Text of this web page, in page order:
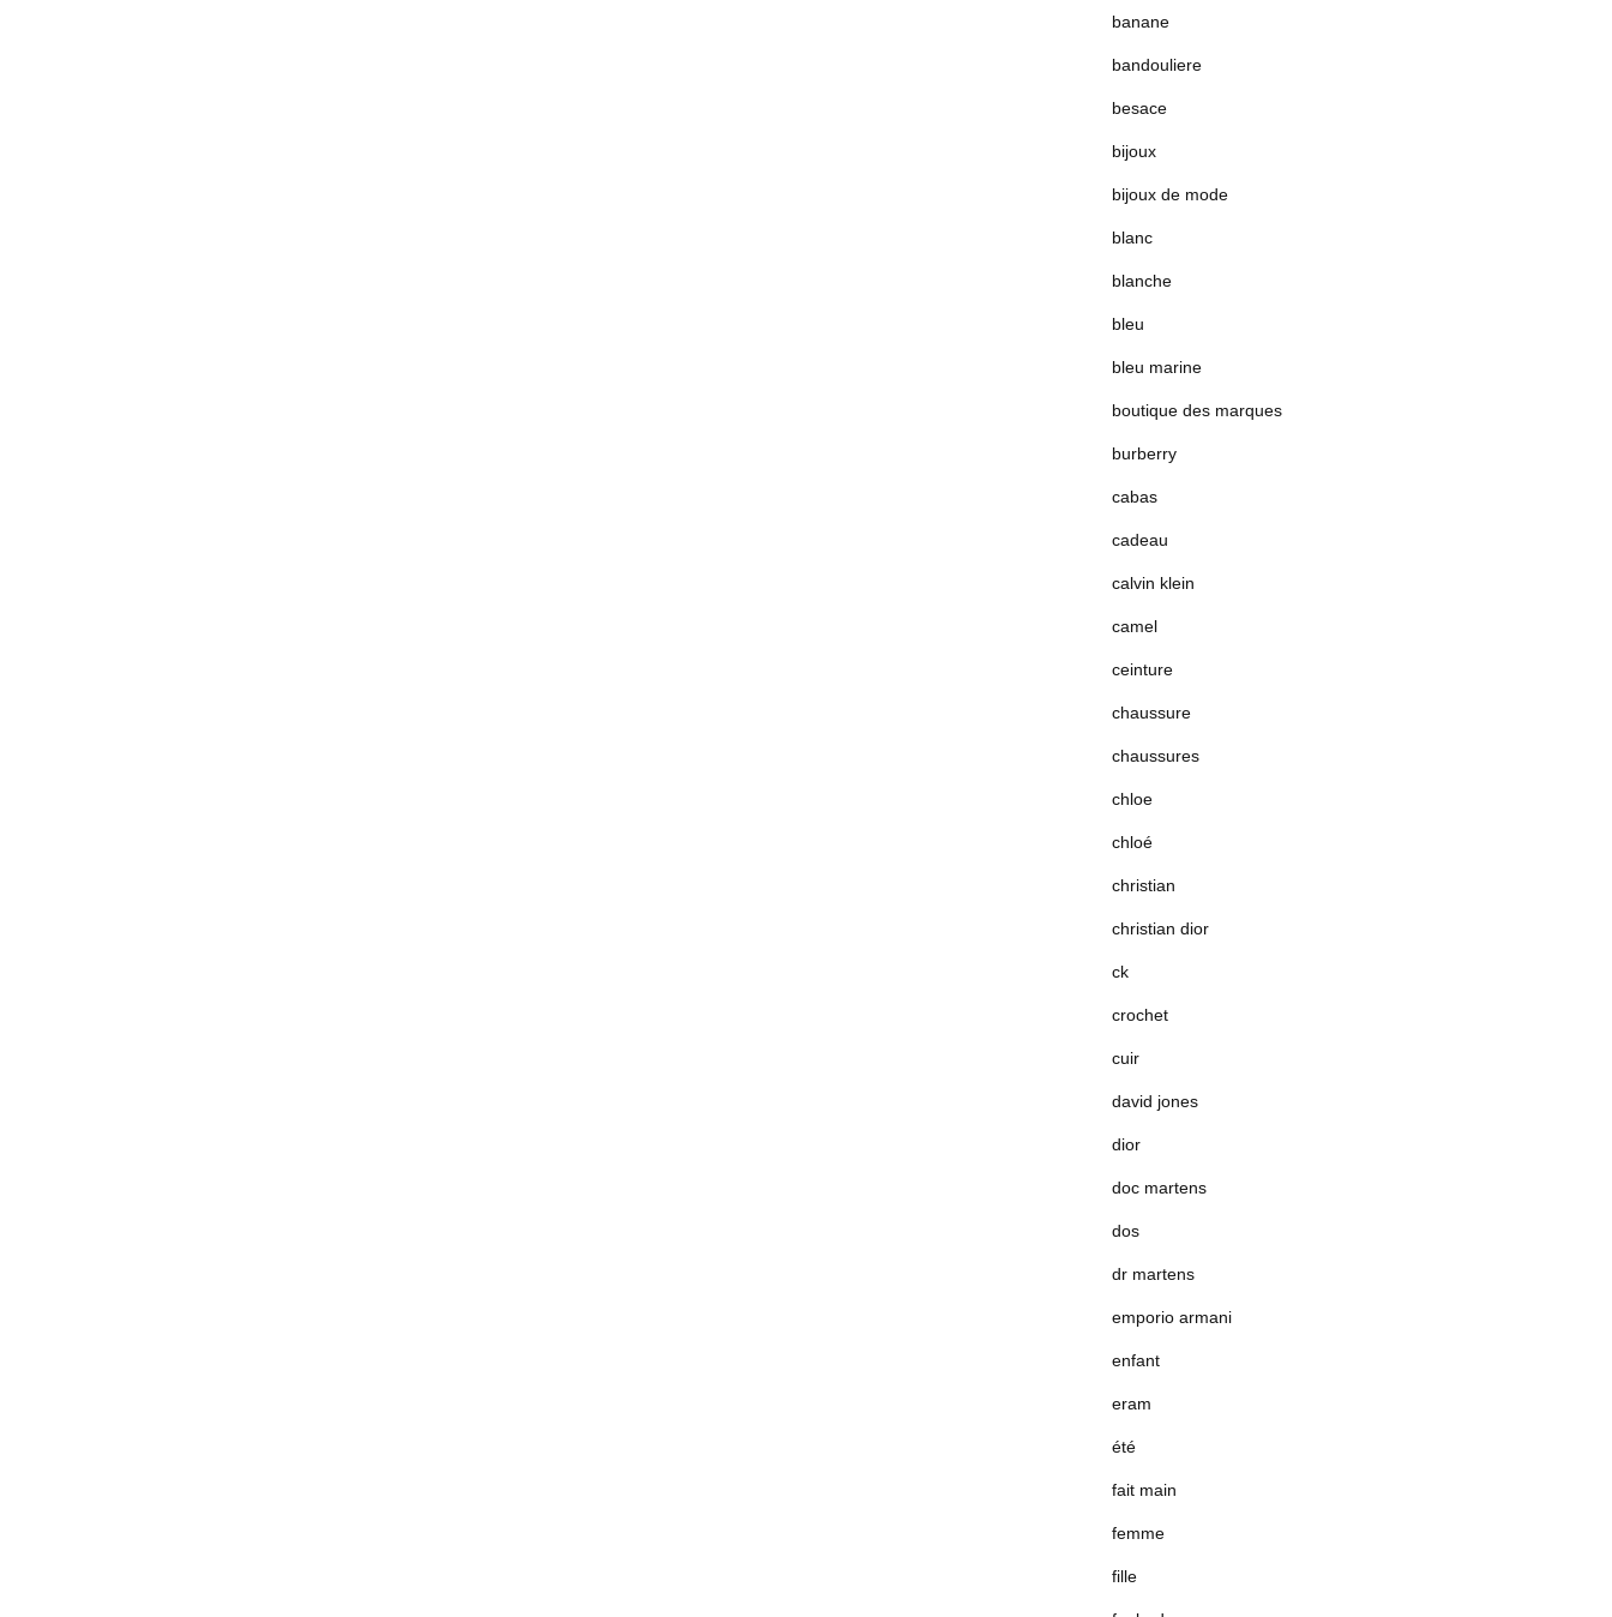
banane
bandouliere
besace
bijoux
bijoux de mode
blanc
blanche
bleu
bleu marine
boutique des marques
burberry
cabas
cadeau
calvin klein
camel
ceinture
chaussure
chaussures
chloe
chloé
christian
christian dior
ck
crochet
cuir
david jones
dior
doc martens
dos
dr martens
emporio armani
enfant
eram
été
fait main
femme
fille